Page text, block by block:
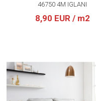
46750 4M IGLANI
8,90 EUR / m2